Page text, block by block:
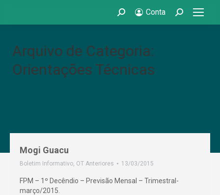
Search: Conta Search:
Arquivo de Categoria:
Orientações Técnicas
Mogi Guacu
Boletim Informativo, OT Anteriores 13/03/2015
FPM – 1º Decêndio – Previsão Mensal – Trimestral-
março/2015.